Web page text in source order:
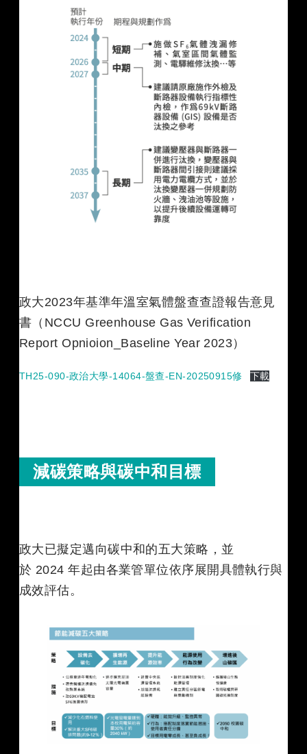
政大2023年基準年溫室氣體盤查查證報告意見
書（NCCU Greenhouse Gas Verification
Report Opnioion_Baseline Year 2023）
TH25-090-政治大學-14064-盤查-EN-20250915修 下載
減碳策略與碳中和目標
政大已擬定邁向碳中和的五大策略，並
於 2024 年起由各業管單位依序展開具體執行與
成效評估。